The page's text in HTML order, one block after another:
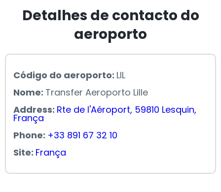
Detalhes de contacto do
aeroporto
Código do aeroporto: LIL
Nome: Transfer Aeroporto Lille
Address: Rte de l'Aéroport, 59810 Lesquin,
França
Phone: +33 891 67 32 10
Site: França